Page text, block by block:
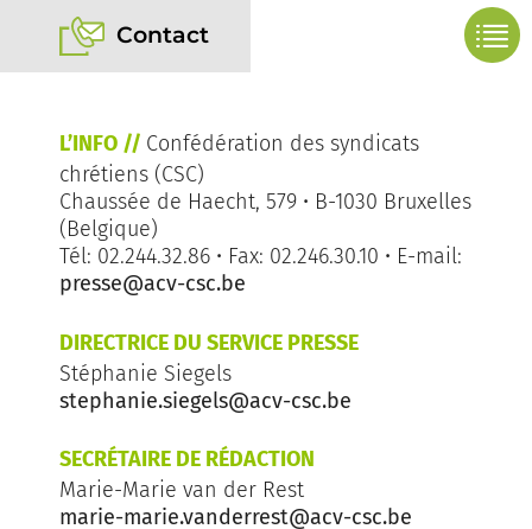
Contact
L’INFO // Confédération des syndicats
chrétiens (CSC)
Chaussée de Haecht, 579 • B-1030 Bruxelles
(Belgique)
Tél: 02.244.32.86 • Fax: 02.246.30.10 • E-mail:
presse@acv-csc.be
DIRECTRICE DU SERVICE PRESSE
Stéphanie Siegels
stephanie.siegels@acv-csc.be
SECRÉTAIRE DE RÉDACTION
Marie-Marie van der Rest
marie-marie.vanderrest@acv-csc.be